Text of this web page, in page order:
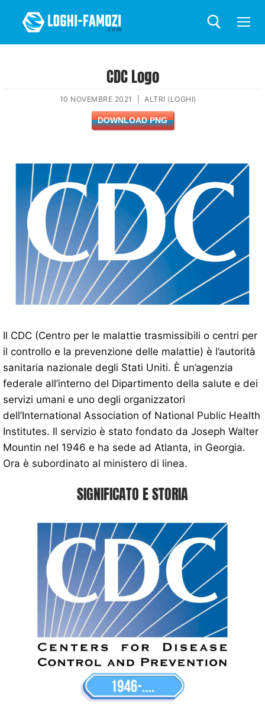
CDC Logo
10 NOVEMBRE 2021 ALTRI (LOGHI)
DOWNLOAD PNG
Il CDC (Centro per le malattie trasmissibili o centri per
il controllo e la prevenzione delle malattie) è l’autorità
sanitaria nazionale degli Stati Uniti. È un’agenzia
federale all’interno del Dipartimento della salute e dei
servizi umani e uno degli organizzatori
dell’International Association of National Public Health
Institutes. Il servizio è stato fondato da Joseph Walter
Mountin nel 1946 e ha sede ad Atlanta, in Georgia.
Ora è subordinato al ministero di linea.
SIGNIFICATO E STORIA